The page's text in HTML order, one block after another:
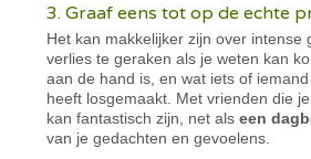
3. Graaf eens tot op de echte
Het kan makkelijker zijn over intense
verlies te geraken als je weten kan
aan de hand is, en wat iets of
heeft losgemaakt. Met vrienden die
kan fantastisch zijn, net alseen
van je gedachten en gevoelens.